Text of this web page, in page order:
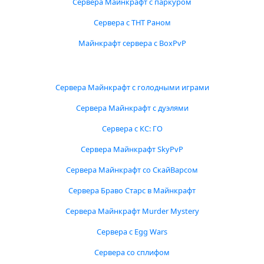
Сервера с ТНТ Раном
Майнкрафт сервера с BoxPvP
Сервера Майнкрафт с голодными играми
Сервера Майнкрафт с дуэлями
Сервера с КС: ГО
Сервера Майнкрафт SkyPvP
Сервера Майнкрафт со СкайВарсом
Сервера Браво Старс в Майнкрафт
Сервера Майнкрафт Murder Mystery
Сервера с Egg Wars
Сервера со сплифом